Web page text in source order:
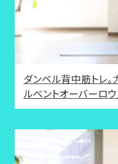
ダンベル背中筋トレ
ルベントオーバーロウ